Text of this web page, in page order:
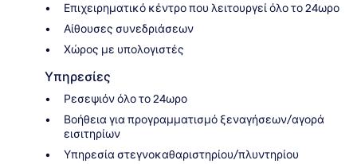
Επιχειρηματικό κέντρο που λειτουργεί όλο το 24ωρο
Αίθουσες συνεδριάσεων
Χώρος με υπολογιστές
Υπηρεσίες
Ρεσεψιόν όλο το 24ωρο
Βοήθεια για προγραμματισμό ξεναγήσεων/αγορά
εισιτηρίων
Υπηρεσία στεγνοκαθαριστηρίου/πλυντηρίου